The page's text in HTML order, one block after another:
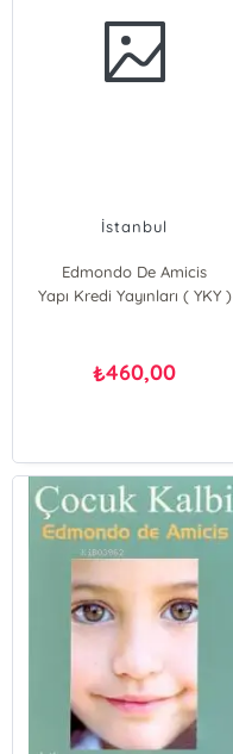
İstanbul
Edmondo De Amicis
Yapı Kredi Yayınları ( YKY )
₺460,00